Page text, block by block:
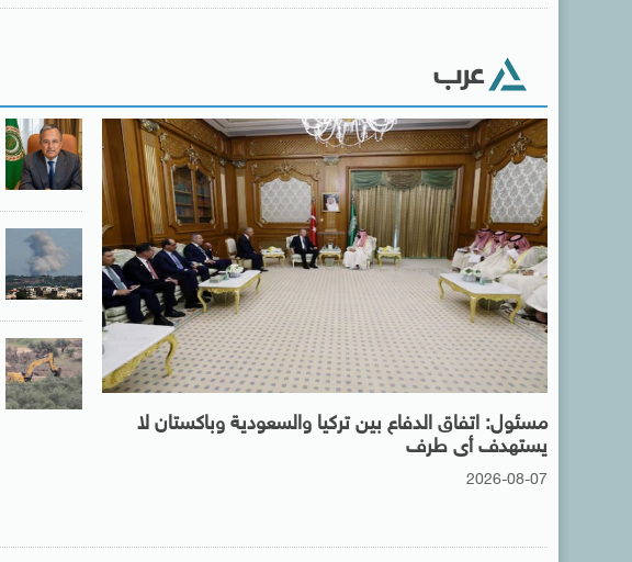
عرب
مسئول: اتفاق الدفاع بين تركيا والسعودية وباكستان لا
يستهدف أى طرف
2026-08-07